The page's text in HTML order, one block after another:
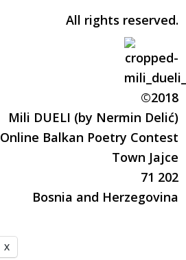
All rights reserved.
©2018
Mili DUELI (by Nermin Delić)
Online Balkan Poetry Contest
Town Jajce
71 202
Bosnia and Herzegovina
X